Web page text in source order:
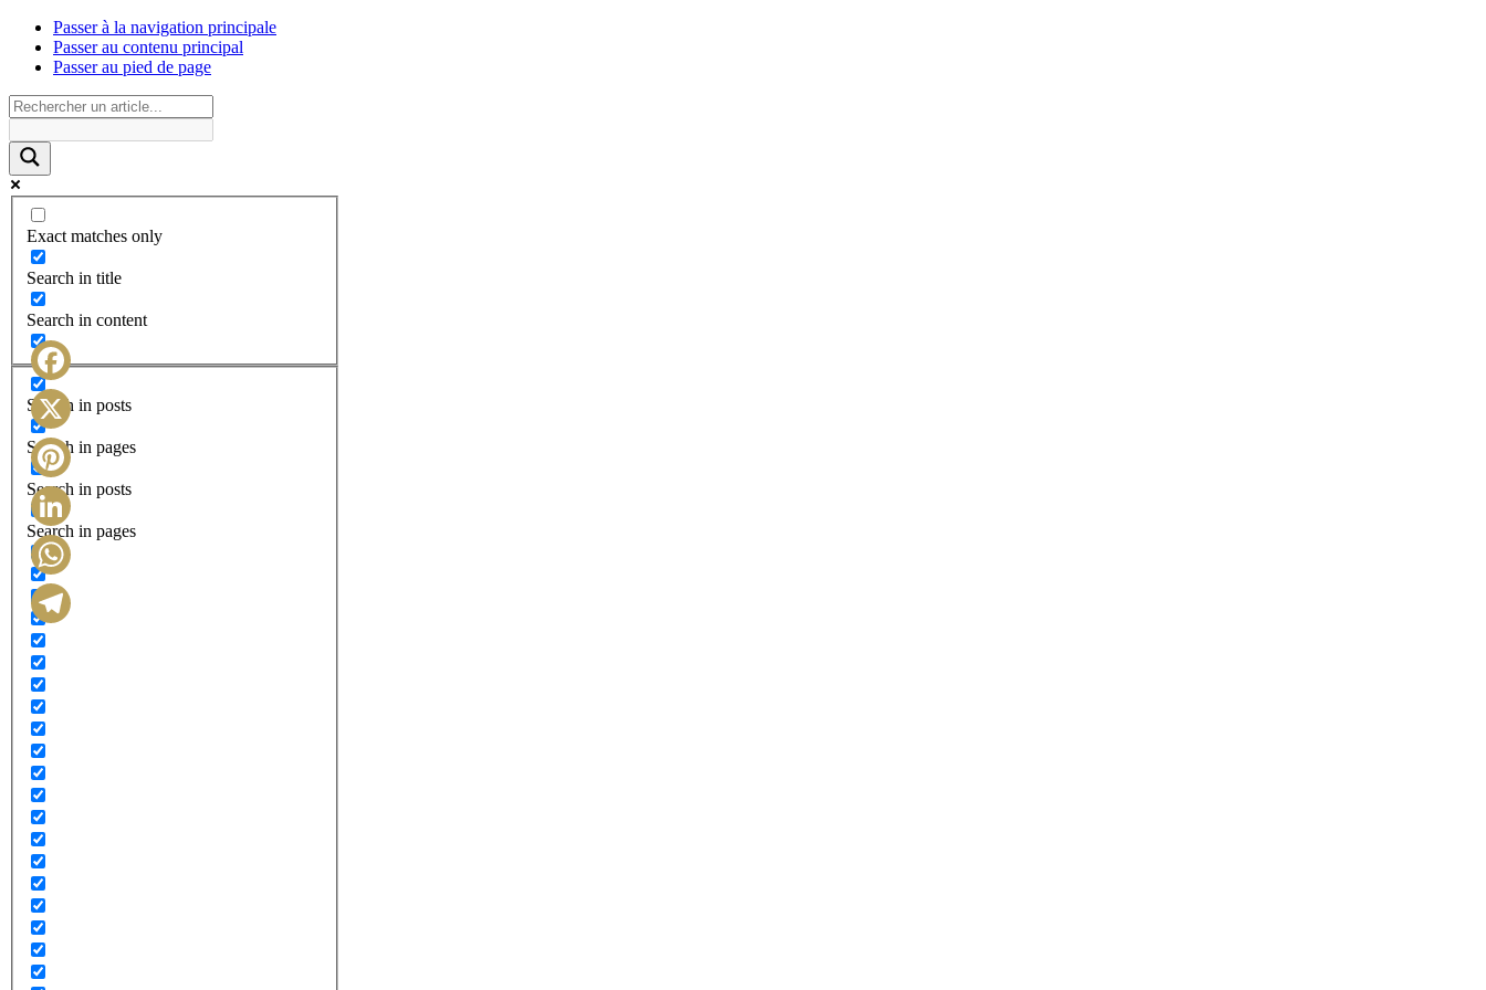
Passer à la navigation principale
Passer au contenu principal
Passer au pied de page
Exact matches only
Search in title
Search in content
Search in posts
Search in pages
Search in posts
Search in pages
Facebook
X
Pinterest
LinkedIn
WhatsApp
Telegram